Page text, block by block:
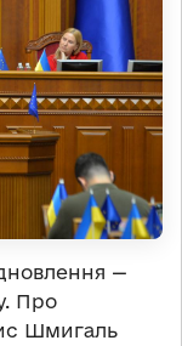
—
Про
Шмигаль